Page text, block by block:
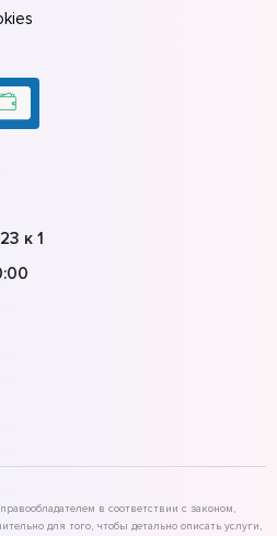
к 1
в соответствии с законом,
для того, чтобы детально описать услуги,